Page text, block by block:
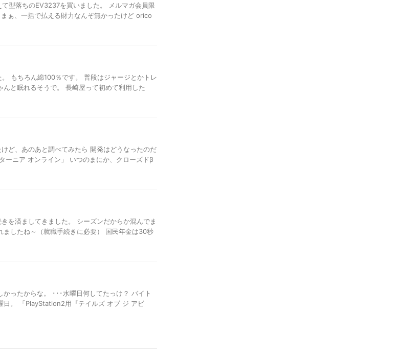
型落ちのEV3237を買いました。 メルマガ会員限
ぁ、一括で払える財力なんぞ無かったけど orico
もちろん綿100％です。 普段はジャージとかトレ
と眠れるそうで。 長崎屋って初めて利用した
ど、あのあと調べてみたら 開発はどうなったのだ
ーニア オンライン」 いつのまにか、クローズドβ
を済ましてきました。 シーズンだからか混んでま
ましたね～（就職手続きに必要） 国民年金は30秒
ったからな。 ･･･水曜日何してたっけ？ バイト
日。 「PlayStation2用『テイルズ オブ ジ アビ